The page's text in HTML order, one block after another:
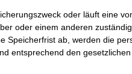
oder läuft eine
oder einem anderen
Speicherfrist ab, werden die
entsprechend den